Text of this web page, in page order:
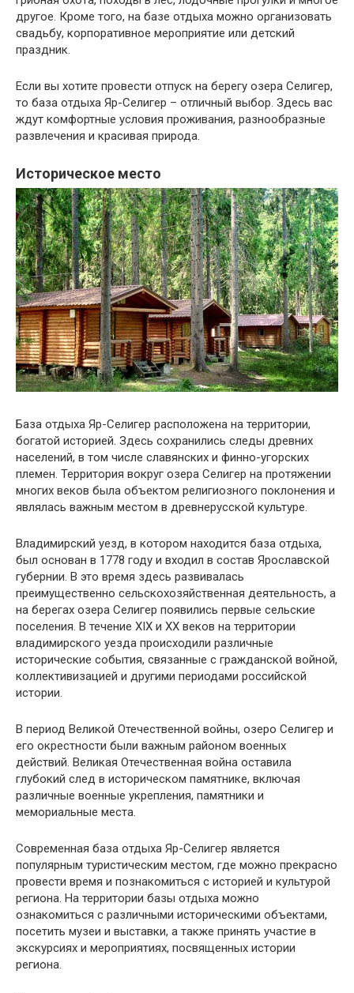
другое. Кроме того, на базе отдыха можно организовать
свадьбу, корпоративное мероприятие или детский
праздник.
Если вы хотите провести отпуск на берегу озера Селигер,
то база отдыха Яр-Селигер – отличный выбор. Здесь вас
ждут комфортные условия проживания, разнообразные
развлечения и красивая природа.
Историческое место
База отдыха Яр-Селигер расположена на территории,
богатой историей. Здесь сохранились следы древних
населений, в том числе славянских и финно-угорских
племен. Территория вокруг озера Селигер на протяжении
многих веков была объектом религиозного поклонения и
являлась важным местом в древнерусской культуре.
Владимирский уезд, в котором находится база отдыха,
был основан в 1778 году и входил в состав Ярославской
губернии. В это время здесь развивалась
преимущественно сельскохозяйственная деятельность, а
на берегах озера Селигер появились первые сельские
поселения. В течение XIX и XX веков на территории
владимирского уезда происходили различные
исторические события, связанные с гражданской войной,
коллективизацией и другими периодами российской
истории.
В период Великой Отечественной войны, озеро Селигер и
его окрестности были важным районом военных
действий. Великая Отечественная война оставила
глубокий след в историческом памятнике, включая
различные военные укрепления, памятники и
мемориальные места.
Современная база отдыха Яр-Селигер является
популярным туристическим местом, где можно прекрасно
провести время и познакомиться с историей и культурой
региона. На территории базы отдыха можно
ознакомиться с различными историческими объектами,
посетить музеи и выставки, а также принять участие в
экскурсиях и мероприятиях, посвященных истории
региона.